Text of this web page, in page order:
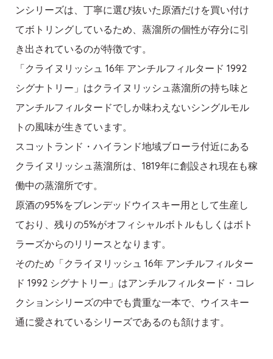
ンシリーズは、丁寧に選び抜いた原酒だけを買い付け
てボトリングしているため、蒸溜所の個性が存分に引
き出されているのが特徴です。
「クライヌリッシュ 16年 アンチルフィルタード 1992
シグナトリー」はクライヌリッシュ蒸溜所の持ち味と
アンチルフィルタードでしか味わえないシングルモル
トの風味が生きています。
スコットランド・ハイランド地域ブローラ付近にある
クライヌリッシュ蒸溜所は、1819年に創設され現在も稼
働中の蒸溜所です。
原酒の95%をブレンデッドウイスキー用として生産し
ており、残りの5%がオフィシャルボトルもしくはボト
ラーズからのリリースとなります。
そのため「クライヌリッシュ 16年 アンチルフィルター
ド 1992 シグナトリー」はアンチルフィルタード・コレ
クションシリーズの中でも貴重な一本で、ウイスキー
通に愛されているシリーズであるのも頷けます。